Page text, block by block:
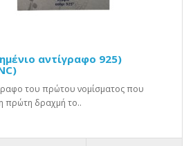
αντίγραφο 925)
του πρώτου νομίσματος που
πρώτη δραχμή το..